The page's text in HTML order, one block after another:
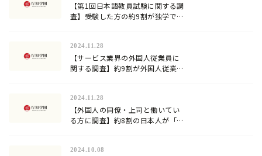
【第1回日本語教員試験に関する調
査】受験した方の約9割が独学での
2024.11.28
【サービス業界の外国人従業員に
関する調査】約9割が外国人従業員
員』の需要！
2024.11.28
【外国人の同僚・上司と働いてい
る方に調査】約8割の日本人が「日
2024.10.08